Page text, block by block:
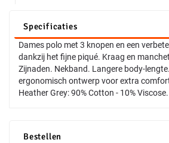
Specificaties
Dames polo met 3 knopen en een
dankzij het fijne piqué. Kraag en
Zijnaden. Nekband. Langere body-
ergonomisch ontwerp voor extra
Heather Grey: 90% Cotton - 10% Viscose.
Bestellen